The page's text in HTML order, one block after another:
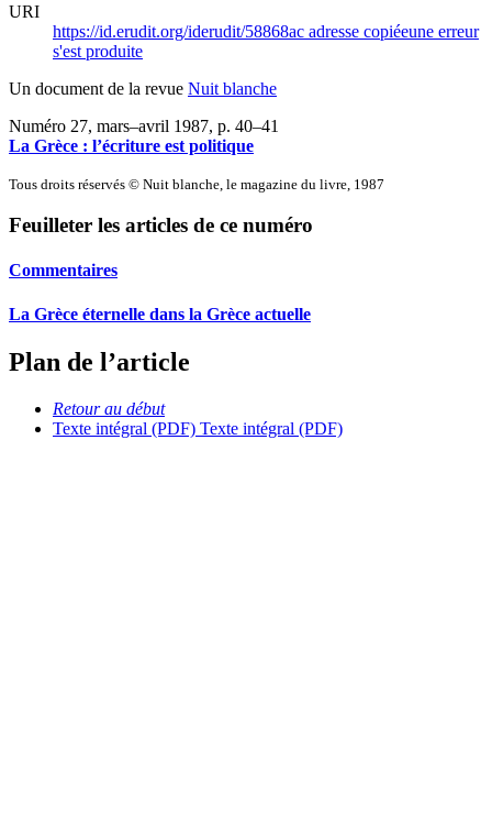
URI
https://id.erudit.org/iderudit/58868ac adresse copiéeune erreur
s'est produite
Un document de la revue Nuit blanche
Numéro 27, mars–avril 1987, p. 40–41
La Grèce : l’écriture est politique
Tous droits réservés © Nuit blanche, le magazine du livre, 1987
Feuilleter les articles de ce numéro
Commentaires
La Grèce éternelle dans la Grèce actuelle
Plan de l’article
Retour au début
Texte intégral (PDF) Texte intégral (PDF)